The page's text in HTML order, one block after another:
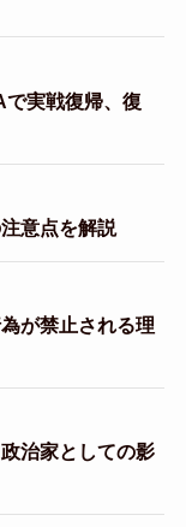
で実戦復帰、復
意点を解説
が禁止される理
治家としての影